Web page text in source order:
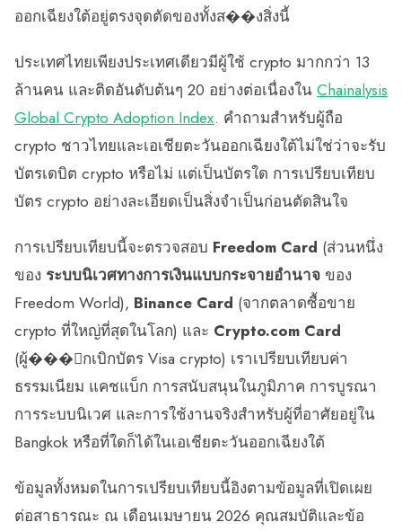
ออกเฉียงใต้อยู่ตรงจุดตัดของทั้งส��งสิ่งนี้
ประเทศไทยเพียงประเทศเดียวมีผู้ใช้ crypto มากกว่า 13
ล้านคน และติดอันดับต้นๆ 20 อย่างต่อเนื่องใน Chainalysis
Global Crypto Adoption Index. คำถามสำหรับผู้ถือ
crypto ชาวไทยและเอเชียตะวันออกเฉียงใต้ไม่ใช่ว่าจะรับ
บัตรเดบิต crypto หรือไม่ แต่เป็นบัตรใด การเปรียบเทียบ
บัตร crypto อย่างละเอียดเป็นสิ่งจำเป็นก่อนตัดสินใจ
การเปรียบเทียบนี้จะตรวจสอบ Freedom Card (ส่วนหนึ่ง
ของ ระบบนิเวศทางการเงินแบบกระจายอำนาจ ของ
Freedom World), Binance Card (จากตลาดซื้อขาย
crypto ที่ใหญ่ที่สุดในโลก) และ Crypto.com Card
(ผู้���ุกเบิกบัตร Visa crypto) เราเปรียบเทียบค่า
ธรรมเนียม แคชแบ็ก การสนับสนุนในภูมิภาค การบูรณา
การระบบนิเวศ และการใช้งานจริงสำหรับผู้ที่อาศัยอยู่ใน
Bangkok หรือที่ใดก็ได้ในเอเชียตะวันออกเฉียงใต้
ข้อมูลทั้งหมดในการเปรียบเทียบนี้อิงตามข้อมูลที่เปิดเผย
ต่อสาธารณะ ณ เดือนเมษายน 2026 คุณสมบัติและข้อ